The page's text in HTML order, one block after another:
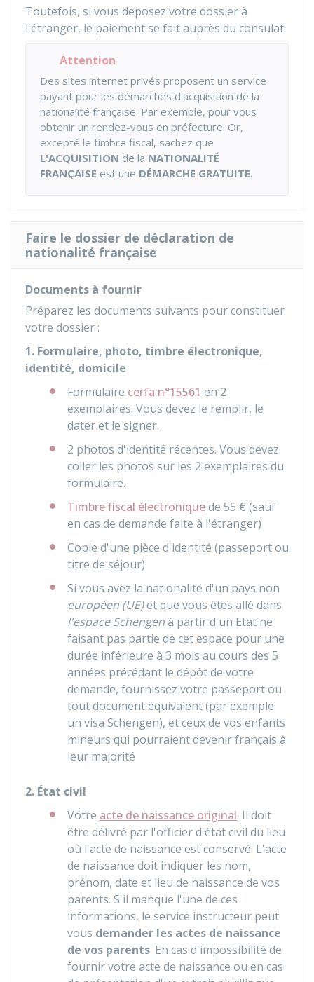
Toutefois, si vous déposez votre dossier à
l'étranger, le paiement se fait auprès du consulat.
Attention
Des sites internet privés proposent un service
payant pour les démarches d'acquisition de la
nationalité française. Par exemple, pour vous
obtenir un rendez-vous en préfecture. Or,
excepté le timbre fiscal, sachez que
L'ACQUISITION de la NATIONALITÉ
FRANÇAISE est une DÉMARCHE GRATUITE.
Faire le dossier de déclaration de
nationalité française
Documents à fournir
Préparez les documents suivants pour constituer
votre dossier :
1. Formulaire, photo, timbre électronique,
identité, domicile
Formulaire cerfa n°15561 en 2
exemplaires. Vous devez le remplir, le
dater et le signer.
2 photos d'identité récentes. Vous devez
coller les photos sur les 2 exemplaires du
formulaire.
Timbre fiscal électroniquede 55 € (sauf
en cas de demande faite à l'étranger)
Copie d'une pièce d'identité (passeport ou
titre de séjour)
Si vous avez la nationalité d'un pays non
européen (UE)et que vous êtes allé dans
l'espace Schengenà partir d'un Etat ne
faisant pas partie de cet espace pour une
durée inférieure à 3 mois au cours des 5
années précédant le dépôt de votre
demande, fournissez votre passeport ou
tout document équivalent (par exemple
un visa Schengen), et ceux de vos enfants
mineurs qui pourraient devenir français à
leur majorité
2. État civil
Votre acte de naissance original. Il doit
être délivré par l'officier d'état civil du lieu
où l'acte de naissance est conservé. L'acte
de naissance doit indiquer les nom,
prénom, date et lieu de naissance de vos
parents. S'il manque l'une de ces
informations, le service instructeur peut
vous demander les actes de naissance
de vos parents. En cas d'impossibilité de
fournir votre acte de naissance ou en cas